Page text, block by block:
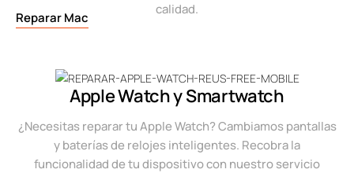
calidad.
Reparar Mac
Apple Watch y Smartwatch
¿Necesitas reparar tu Apple Watch? Cambiamos pantallas
y baterías de relojes inteligentes. Recobra la
funcionalidad de tu dispositivo con nuestro servicio